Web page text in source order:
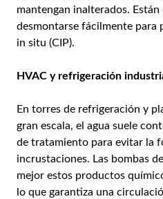
mantengan inalterados. Están
desmontarse fácilmente para
in situ (CIP).
HVAC y refrigeración
En torres de refrigeración y
gran escala, el agua suele
de tratamiento para evitar la
incrustaciones. Las bombas
mejor estos productos
lo que garantiza una